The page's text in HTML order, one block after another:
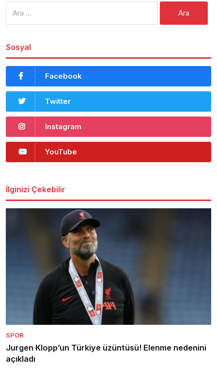
Sosyal
Facebook
Twitter
Instagram
YouTube
İlginizi Çekebilir
SPOR
Jurgen Klopp’un Türkiye üzüntüsü! Elenme nedenini
açıkladı